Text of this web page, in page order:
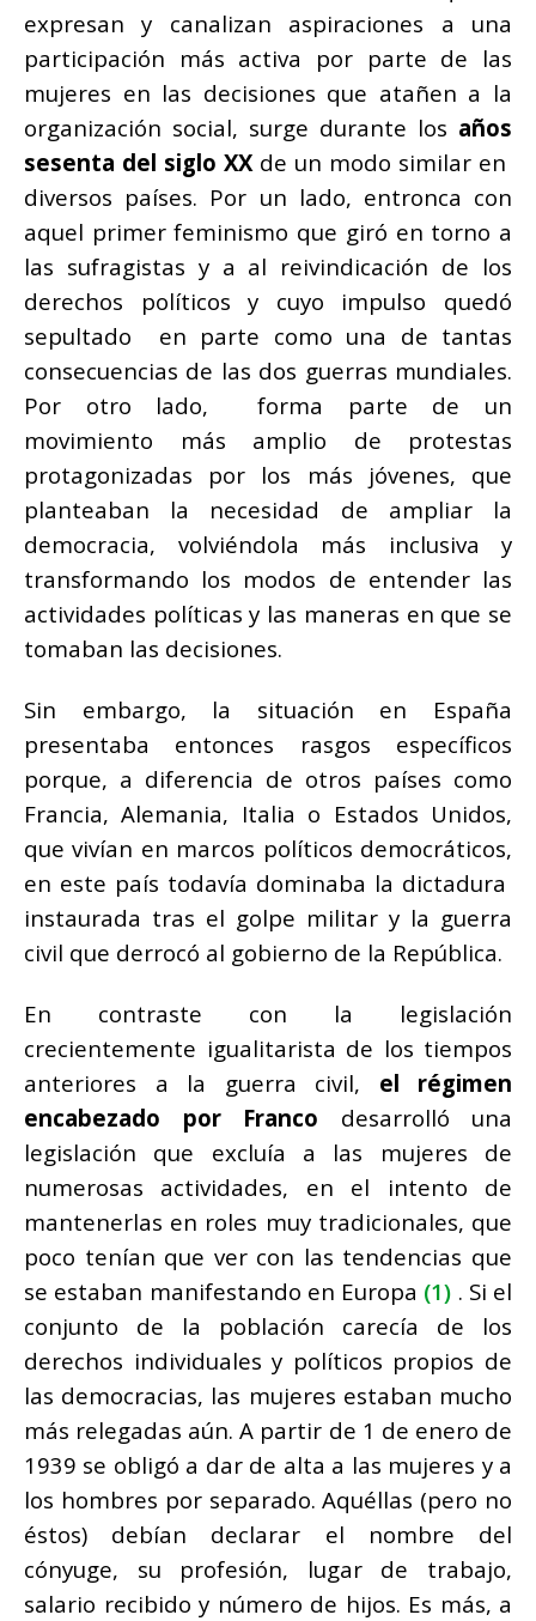
expresan y canalizan aspiraciones a una
participación más activa por parte de las
mujeres en las decisiones que atañen a la
organización social, surge durante los años
sesenta del siglo XX de un modo similar en
diversos países. Por un lado, entronca con
aquel primer feminismo que giró en torno a
las sufragistas y a al reivindicación de los
derechos políticos y cuyo impulso quedó
sepultado en parte como una de tantas
consecuencias de las dos guerras mundiales.
Por otro lado, forma parte de un
movimiento más amplio de protestas
protagonizadas por los más jóvenes, que
planteaban la necesidad de ampliar la
democracia, volviéndola más inclusiva y
transformando los modos de entender las
actividades políticas y las maneras en que se
tomaban las decisiones.
Sin embargo, la situación en España
presentaba entonces rasgos específicos
porque, a diferencia de otros países como
Francia, Alemania, Italia o Estados Unidos,
que vivían en marcos políticos democráticos,
en este país todavía dominaba la dictadura
instaurada tras el golpe militar y la guerra
civil que derrocó al gobierno de la República.
En contraste con la legislación
crecientemente igualitarista de los tiempos
anteriores a la guerra civil, el régimen
encabezado por Franco desarrolló una
legislación que excluía a las mujeres de
numerosas actividades, en el intento de
mantenerlas en roles muy tradicionales, que
poco tenían que ver con las tendencias que
se estaban manifestando en Europa (1) . Si el
conjunto de la población carecía de los
derechos individuales y políticos propios de
las democracias, las mujeres estaban mucho
más relegadas aún. A partir de 1 de enero de
1939 se obligó a dar de alta a las mujeres y a
los hombres por separado. Aquéllas (pero no
éstos) debían declarar el nombre del
cónyuge, su profesión, lugar de trabajo,
salario recibido y número de hijos. Es más, a